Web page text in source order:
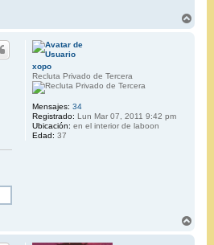
xopo
Recluta Privado de Tercera
Mensajes: 34
Registrado: Lun Mar 07, 2011 9:42 pm
Ubicación: en el interior de laboon
Edad: 37